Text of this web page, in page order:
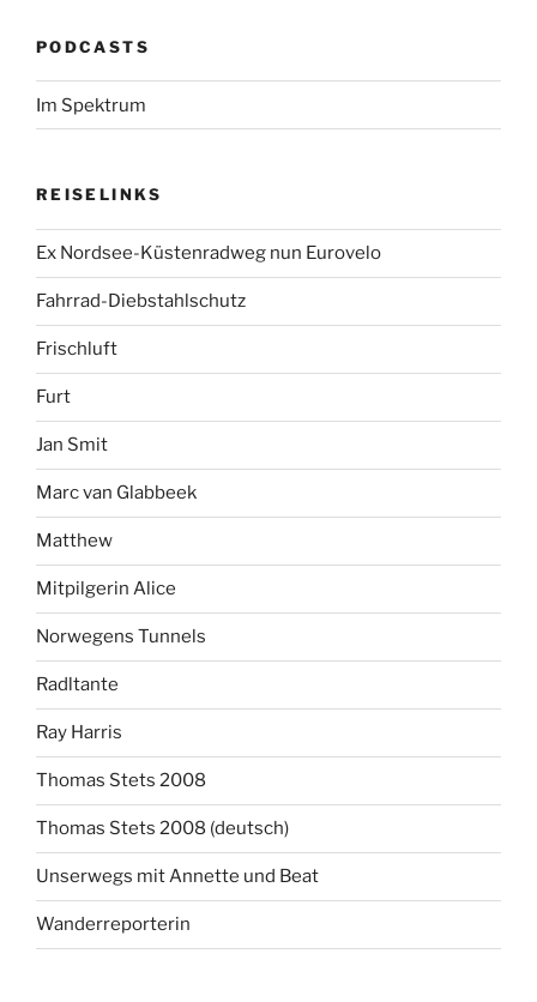
PODCASTS
Im Spektrum
REISELINKS
Ex Nordsee-Küstenradweg nun Eurovelo
Fahrrad-Diebstahlschutz
Frischluft
Furt
Jan Smit
Marc van Glabbeek
Matthew
Mitpilgerin Alice
Norwegens Tunnels
Radltante
Ray Harris
Thomas Stets 2008
Thomas Stets 2008 (deutsch)
Unserwegs mit Annette und Beat
Wanderreporterin